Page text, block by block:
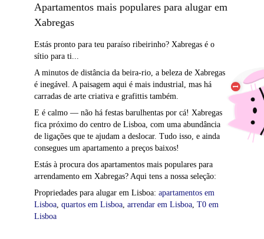
Apartamentos mais populares para alugar em
Xabregas
Estás pronto para teu paraíso ribeirinho? Xabregas é o
sítio para ti...
A minutos de distância da beira-rio, a beleza de Xabregas
é inegável. A paisagem aqui é mais industrial, mas há
carradas de arte criativa e grafittis também.
E é calmo — não há festas barulhentas por cá! Xabregas
fica próximo do centro de Lisboa, com uma abundância
de ligações que te ajudam a deslocar. Tudo isso, e ainda
consegues um apartamento a preços baixos!
Estás à procura dos apartamentos mais populares para
arrendamento em Xabregas? Aqui tens a nossa seleção:
Propriedades para alugar em Lisboa: apartamentos em
Lisboa, quartos em Lisboa, arrendar em Lisboa, T0 em
Lisboa